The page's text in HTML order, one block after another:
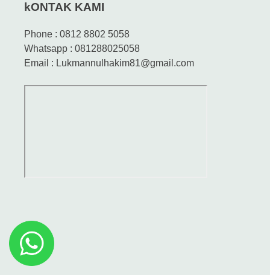
kONTAK KAMI
Phone : 0812 8802 5058
Whatsapp : 081288025058
Email : Lukmannulhakim81@gmail.com